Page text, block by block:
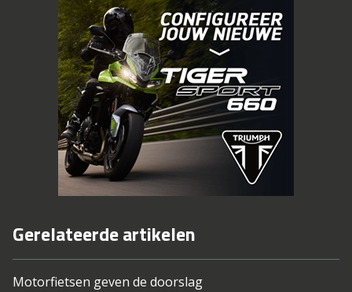
Gerelateerde artikelen
Motorfietsen geven de doorslag